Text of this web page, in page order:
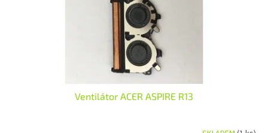
Ventilátor ACER ASPIRE R13